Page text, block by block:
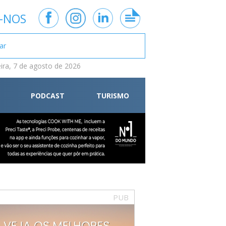
7 de agosto de 2026
PODCAST TURISMO
PUB